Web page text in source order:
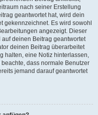
nach seiner Erstellung
geantwortet hat, wird dein
gekennzeichnet. Es wird sowohl
angezeigt. Dieser
deinen Beitrag geantwortet
deinen Beitrag überarbeitet
halten, eine Notiz hinterlassen,
dass normale Benutzer
jemand darauf geantwortet